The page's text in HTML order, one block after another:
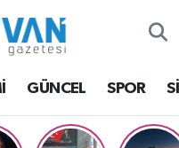
GÜNCEL SPOR